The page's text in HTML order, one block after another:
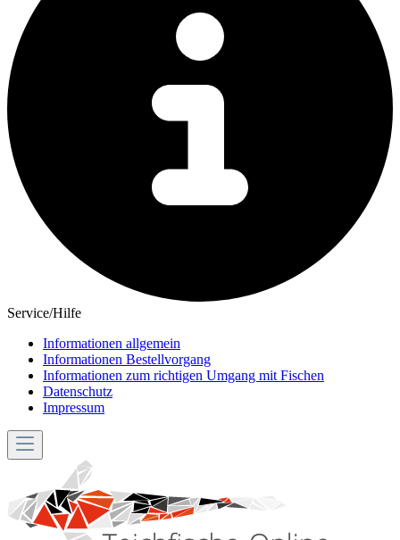
Service/Hilfe
Informationen allgemein
Informationen Bestellvorgang
Informationen zum richtigen Umgang mit Fischen
Datenschutz
Impressum